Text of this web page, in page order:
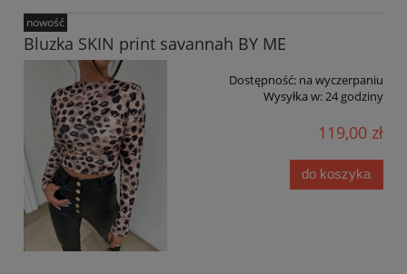
Bluzka SKIN print savannah BY ME
Dostępność: na wyczerpaniu
Wysyłka w:24 godziny
119,00 zł
do koszyka
nowość